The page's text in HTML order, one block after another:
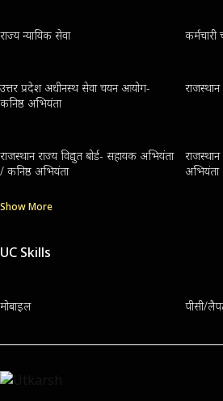
राज्य न्यायिक सेवा
उत्तर प्रदेश अधीनस्थ सेवा चयन आयोग-
कनिष्ठ अभियंता
राजस्थान राज्य विद्युत बोर्ड- सहायक अभियंता
/ कनिष्ठ अभियंता
अभियंता
Show More
UC Skills
मोबाइल पीसी/